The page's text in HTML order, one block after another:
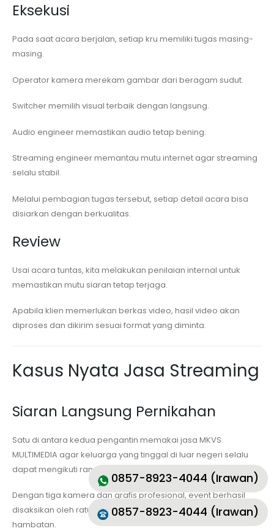
Eksekusi
Pada saat acara berjalan, setiap kru memiliki tugas masing-
masing.
Operator kamera merekam gambar dari beragam sudut.
Switcher memilih visual terbaik dengan langsung.
Audio engineer memastikan audio tetap bening.
Streaming engineer memantau mutu internet agar streaming
selalu stabil.
Melalui pembagian tugas tersebut, setiap detail acara bisa
disiarkan dengan berkualitas.
Review
Usai acara tuntas, kita melakukan penilaian internal untuk
memastikan mutu siaran tetap terjaga.
Apabila klien memerlukan berkas video, hasil video akan
diproses dan dikirim sesuai format yang diminta.
Kasus Nyata Jasa Streaming
Siaran Langsung Pernikahan
Satu di antara kedua pengantin memakai jasa MKVS
MULTIMEDIA agar keluarga yang tinggal di luar negeri selalu
dapat mengikuti rangkaian akad dan resepsi.
Dengan tiga kamera dan grafis profesional, event berhasil
disaksikan oleh ratusan pemirsa secara bersamaan tanpa
hambatan.
0857-8923-4044 (Irawan)
0857-8923-4044 (Irawan)